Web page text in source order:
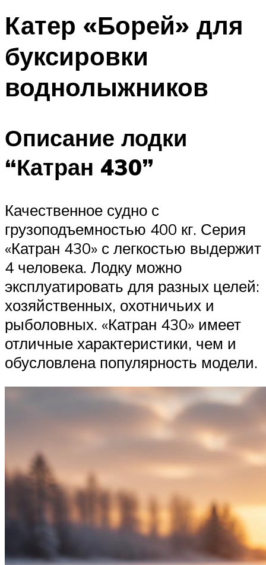
Катер «Борей» для
буксировки
воднолыжников
Описание лодки
“Катран 430”
Качественное судно с
грузоподъемностью 400 кг. Серия
«Катран 430» с легкостью выдержит
4 человека. Лодку можно
эксплуатировать для разных целей:
хозяйственных, охотничьих и
рыболовных. «Катран 430» имеет
отличные характеристики, чем и
обусловлена популярность модели.